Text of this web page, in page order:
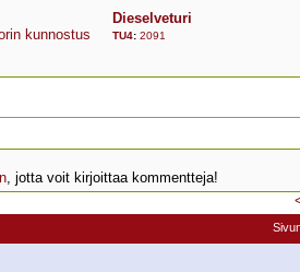
kunnostus
Dieselveturi
TU4: 2091
, jotta voit kirjoittaa kommentteja!